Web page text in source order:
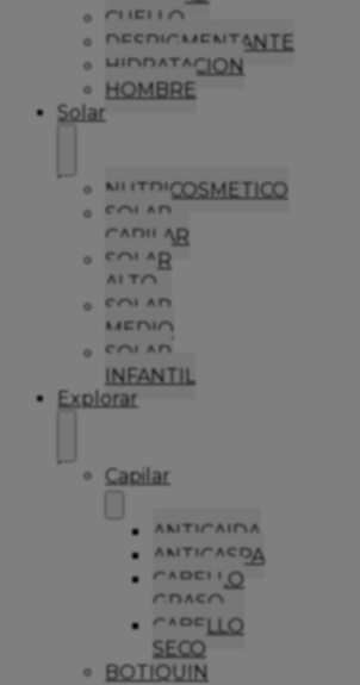
CUELLO
DESPIGMENTANTE
HIDRATACION
HOMBRE
Solar
NUTRICOSMETICO
SOLAR
CAPILAR
SOLAR
ALTO
SOLAR
MEDIO
SOLAR
INFANTIL
Explorar
Capilar
ANTICAIDA
ANTICASPA
CABELLO
GRASO
CABELLO
SECO
BOTIQUIN